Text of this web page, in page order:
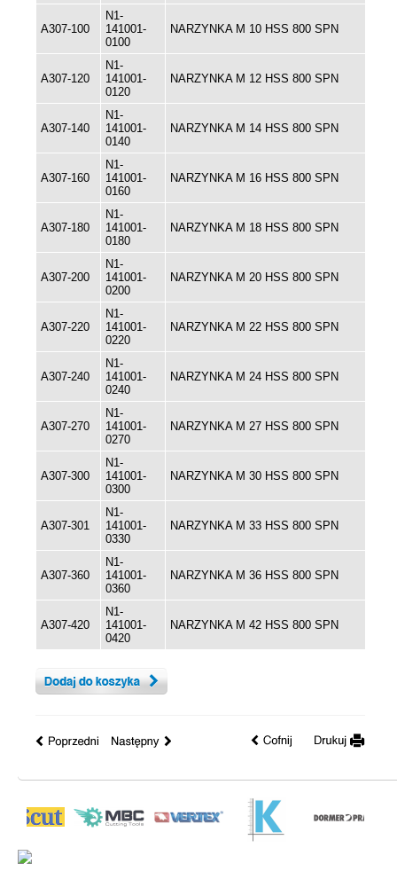
A307-100
N1-
141001-
0100
NARZYNKA M 10 HSS 800 SPN
A307-120
N1-
141001-
0120
NARZYNKA M 12 HSS 800 SPN
A307-140
N1-
141001-
0140
NARZYNKA M 14 HSS 800 SPN
A307-160
N1-
141001-
0160
NARZYNKA M 16 HSS 800 SPN
A307-180
N1-
141001-
0180
NARZYNKA M 18 HSS 800 SPN
A307-200
N1-
141001-
0200
NARZYNKA M 20 HSS 800 SPN
A307-220
N1-
141001-
0220
NARZYNKA M 22 HSS 800 SPN
A307-240
N1-
141001-
0240
NARZYNKA M 24 HSS 800 SPN
A307-270
N1-
141001-
0270
NARZYNKA M 27 HSS 800 SPN
A307-300
N1-
141001-
0300
NARZYNKA M 30 HSS 800 SPN
A307-301
N1-
141001-
0330
NARZYNKA M 33 HSS 800 SPN
A307-360
N1-
141001-
0360
NARZYNKA M 36 HSS 800 SPN
A307-420
N1-
141001-
0420
NARZYNKA M 42 HSS 800 SPN